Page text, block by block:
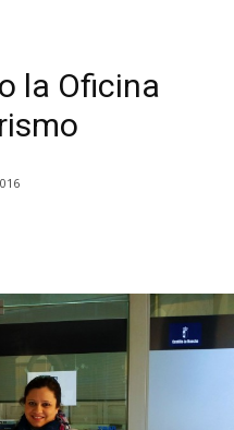
la Oficina